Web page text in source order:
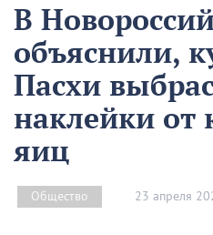
В
объяснили,
Пасхи
наклейки
яиц
Общество 23 апреля